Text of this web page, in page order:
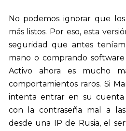
No podemos ignorar que
más listos. Por eso, esta
seguridad que antes
mano o comprando
Activo ahora es mucho
comportamientos raros. Si
intenta entrar en su cuenta
con la contraseña mal a
desde una IP de Rusia, el